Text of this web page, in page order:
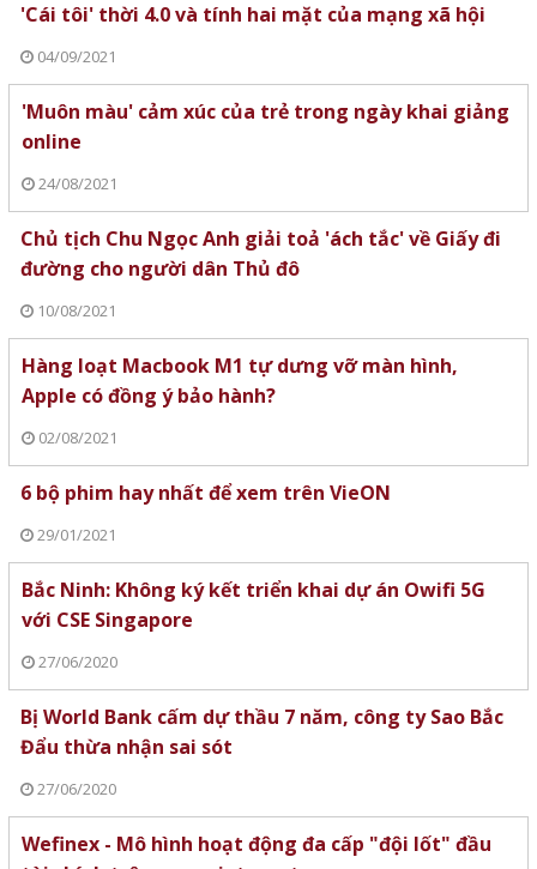
'Cái tôi' thời 4.0 và tính hai mặt của mạng xã hội
04/09/2021
'Muôn màu' cảm xúc của trẻ trong ngày khai giảng
online
24/08/2021
Chủ tịch Chu Ngọc Anh giải toả 'ách tắc' về Giấy đi
đường cho người dân Thủ đô
10/08/2021
Hàng loạt Macbook M1 tự dưng vỡ màn hình,
Apple có đồng ý bảo hành?
02/08/2021
6 bộ phim hay nhất để xem trên VieON
29/01/2021
Bắc Ninh: Không ký kết triển khai dự án Owifi 5G
với CSE Singapore
27/06/2020
Bị World Bank cấm dự thầu 7 năm, công ty Sao Bắc
Đẩu thừa nhận sai sót
27/06/2020
Wefinex - Mô hình hoạt động đa cấp "đội lốt" đầu